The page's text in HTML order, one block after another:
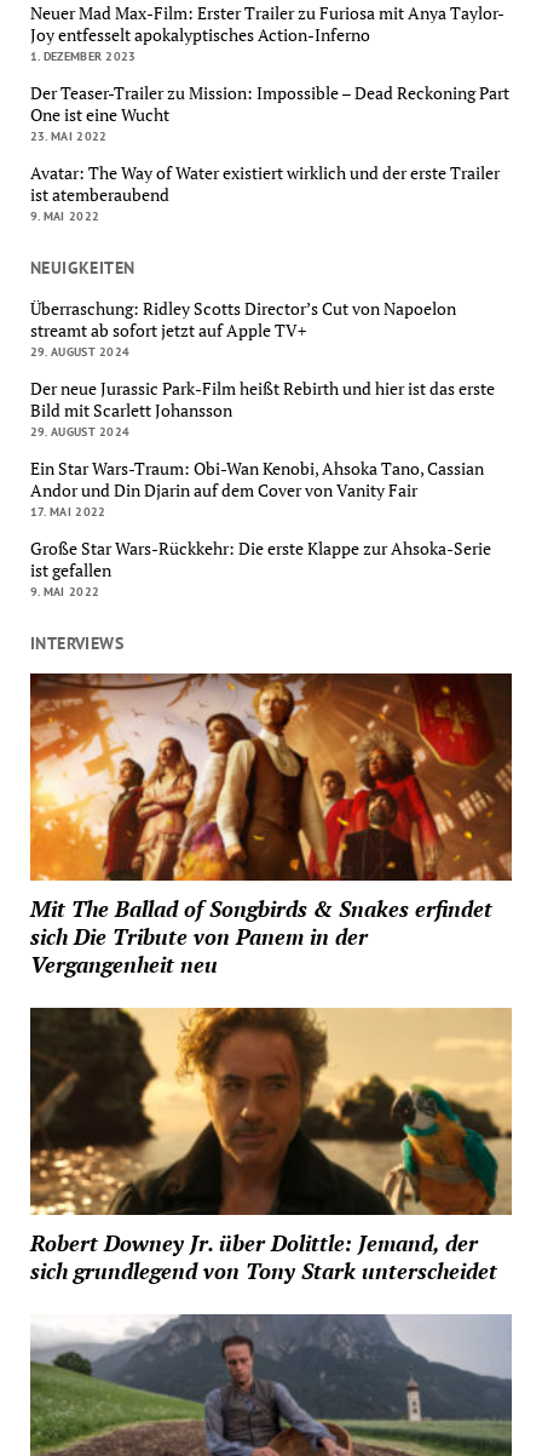
Neuer Mad Max-Film: Erster Trailer zu Furiosa mit Anya Taylor-
Joy entfesselt apokalyptisches Action-Inferno
1. DEZEMBER 2023
Der Teaser-Trailer zu Mission: Impossible – Dead Reckoning Part
One ist eine Wucht
23. MAI 2022
Avatar: The Way of Water existiert wirklich und der erste Trailer
ist atemberaubend
9. MAI 2022
NEUIGKEITEN
Überraschung: Ridley Scotts Director’s Cut von Napoelon
streamt ab sofort jetzt auf Apple TV+
29. AUGUST 2024
Der neue Jurassic Park-Film heißt Rebirth und hier ist das erste
Bild mit Scarlett Johansson
29. AUGUST 2024
Ein Star Wars-Traum: Obi-Wan Kenobi, Ahsoka Tano, Cassian
Andor und Din Djarin auf dem Cover von Vanity Fair
17. MAI 2022
Große Star Wars-Rückkehr: Die erste Klappe zur Ahsoka-Serie
ist gefallen
9. MAI 2022
INTERVIEWS
Mit The Ballad of Songbirds & Snakes erfindet
sich Die Tribute von Panem in der
Vergangenheit neu
Robert Downey Jr. über Dolittle: Jemand, der
sich grundlegend von Tony Stark unterscheidet